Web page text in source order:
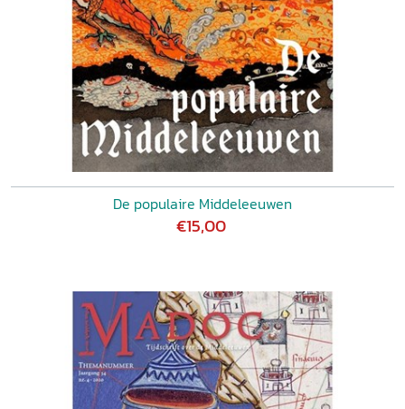
De populaire Middeleeuwen
€15,00